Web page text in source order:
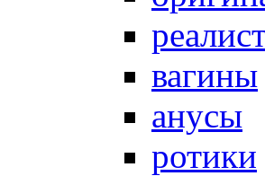
вагины
анусы
ротики